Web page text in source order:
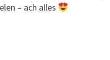
– ach alles